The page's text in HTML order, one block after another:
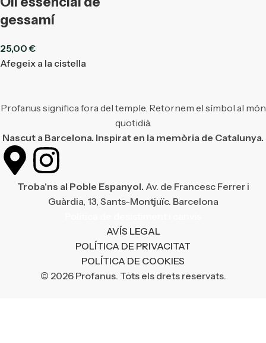
gessamí
25,00€
Afegeix a la cistella
Profanus significa fora del temple. Retornem el símbol al món
quotidià.
Nascut a Barcelona. Inspirat en la memòria de Catalunya.
Troba'ns al Poble Espanyol. Av. de Francesc Ferrer i
Guàrdia, 13, Sants-Montjuïc. Barcelona
AVÍS LEGAL
POLÍTICA DE PRIVACITAT
POLÍTICA DE COOKIES
© 2026 Profanus. Tots els drets reservats.